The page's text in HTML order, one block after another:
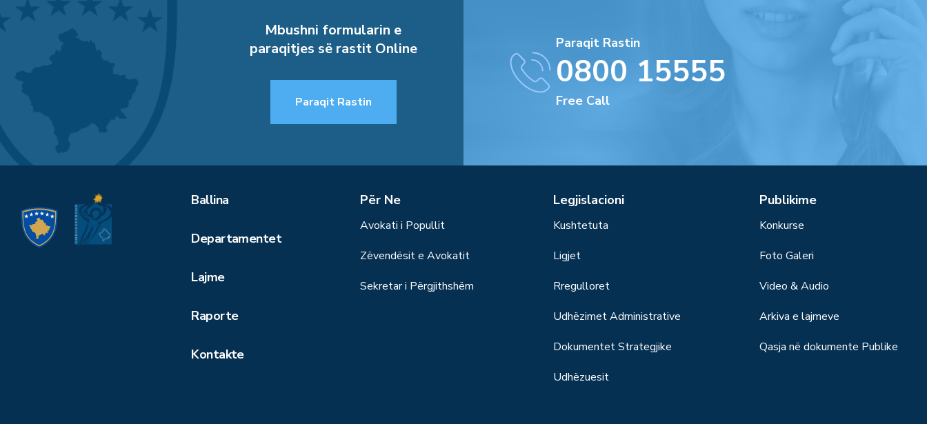
Mbushni formularin e
paraqitjes së rastit Online
Paraqit Rastin
Paraqit Rastin
0800 15555
Free Call
Ballina
Departamentet
Lajme
Raporte
Kontakte
Për Ne
Avokati i Popullit
Zëvendësit e Avokatit
Sekretar i Përgjithshëm
Legjislacioni
Kushtetuta
Ligjet
Rregulloret
Udhëzimet Administrative
Dokumentet Strategjike
Udhëzuesit
Publikime
Konkurse
Foto Galeri
Video & Audio
Arkiva e lajmeve
Qasja në dokumente Publike